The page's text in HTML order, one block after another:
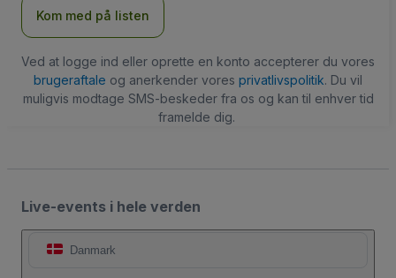
Kom med på listen
Ved at logge ind eller oprette en konto accepterer du vores
brugeraftale og anerkender vores privatlivspolitik. Du vil
muligvis modtage SMS-beskeder fra os og kan til enhver tid
framelde dig.
Live-events i hele verden
Danmark